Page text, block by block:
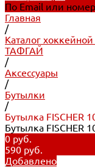
По Email или
Главная
/
Каталог
ТАФГАЙ
/
Аксессуары
/
Бутылки
/
Бутылка FISCHER
Бутылка FISCHER
0 руб.
590 руб.
Добавлено